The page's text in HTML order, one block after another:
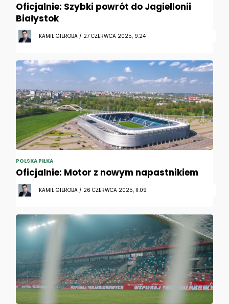
Oficjalnie: Szybki powrót do Jagiellonii
Białystok
KAMIL GIEROBA / 27 CZERWCA 2025, 9:24
POLSKA PIŁKA
Oficjalnie: Motor z nowym napastnikiem
KAMIL GIEROBA / 26 CZERWCA 2025, 11:09